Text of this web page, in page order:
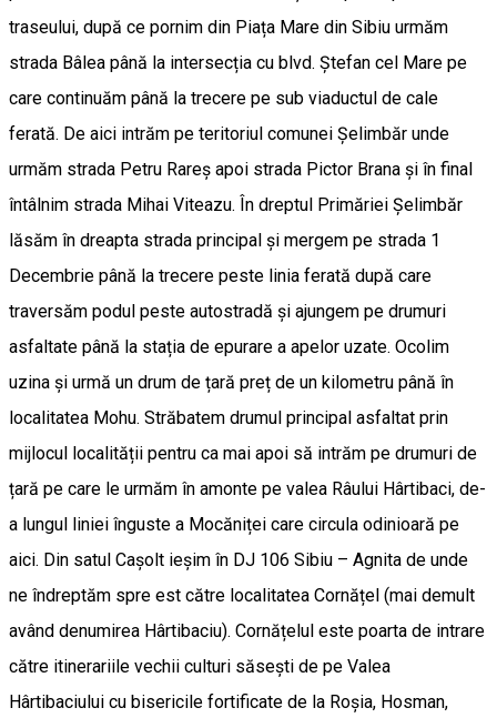
traseului, după ce pornim din Piața Mare din Sibiu urmăm
strada Bâlea până la intersecția cu blvd. Ștefan cel Mare pe
care continuăm până la trecere pe sub viaductul de cale
ferată. De aici intrăm pe teritoriul comunei Șelimbăr unde
urmăm strada Petru Rareș apoi strada Pictor Brana și în final
întâlnim strada Mihai Viteazu. În dreptul Primăriei Șelimbăr
lăsăm în dreapta strada principal și mergem pe strada 1
Decembrie până la trecere peste linia ferată după care
traversăm podul peste autostradă și ajungem pe drumuri
asfaltate până la stația de epurare a apelor uzate. Ocolim
uzina și urmă un drum de țară preț de un kilometru până în
localitatea Mohu. Străbatem drumul principal asfaltat prin
mijlocul localității pentru ca mai apoi să intrăm pe drumuri de
țară pe care le urmăm în amonte pe valea Râului Hârtibaci, de-
a lungul liniei înguste a Mocăniței care circula odinioară pe
aici. Din satul Cașolt ieșim în DJ 106 Sibiu – Agnita de unde
ne îndreptăm spre est către localitatea Cornățel (mai demult
având denumirea Hârtibaciu). Cornățelul este poarta de intrare
către itinerariile vechii culturi săsești de pe Valea
Hârtibaciului cu bisericile fortificate de la Roșia, Hosman,